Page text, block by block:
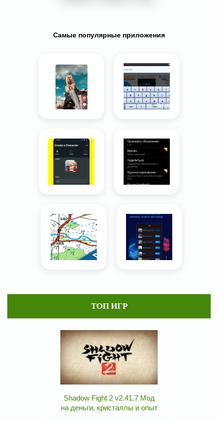
Самые популярные приложения
ТОП ИГР
Shadow Fight 2 v2.41.7 Мод
на деньги, кристаллы и опыт